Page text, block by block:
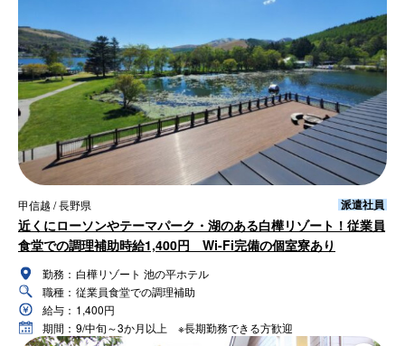
甲信越 / 長野県 派遣社員
近くにローソンやテーマパーク・湖のある白樺リゾート！従業員
食堂での調理補助時給1,400円 Wi-Fi完備の個室寮あり
勤務： 白樺リゾート 池の平ホテル
職種： 従業員食堂での調理補助
給与： 1,400円
期間： 9/中旬～3か月以上 ※長期勤務できる方歓迎